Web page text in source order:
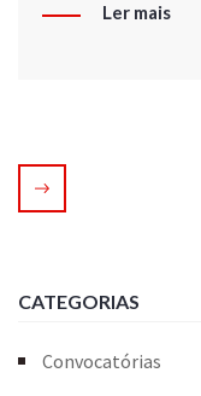
Ler mais
CATEGORIAS
Convocatórias